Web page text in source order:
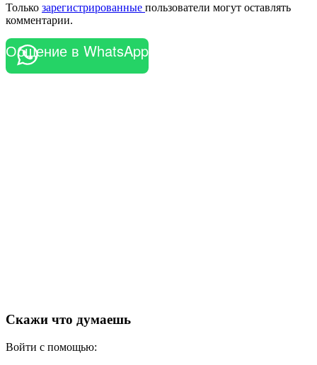
Только зарегистрированные пользователи могут оставлять
комментарии.
Общение в WhatsApp
Скажи что думаешь
Войти с помощью: